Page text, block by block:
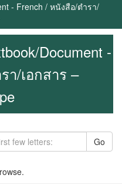
- French / หนังสือ/ตำรา/
Document -
า/เอกสาร –
Go